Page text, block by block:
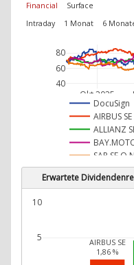
Financial
Surface
Intraday
1 Monat 6
Okt 2025
40
60
80
DocuSign
AIRBUS SE
ALLIANZ
SAP SE O.N.
Erwartete
AIRBUS SE
1,86 %
5
10